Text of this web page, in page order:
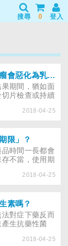
搜尋 0 登入
乳房纖維囊腫、纖維腺瘤會惡化為乳癌嗎?乳房檢查發現有鈣化點，怎麼辦?
期間，猶如面
片檢查或持續
慣的日漸西化，
亡 率居高不
重點防治癌
學會訓練全國
執行乳房理學
內由 公衛護士
衛生所護士
介 到醫院，
光攝影檢查，
，而能早期
，甚至完全治
2018-04-25
限」？
時間一長都會
不當，使用期
服務已13年的志
工媽媽應將過
是，志工媽媽
放在冰箱），
真的如此嗎？
2018-04-25
素嗎？
對症下藥反而
生抗藥性菌
診就醫，判定是
2018-04-25